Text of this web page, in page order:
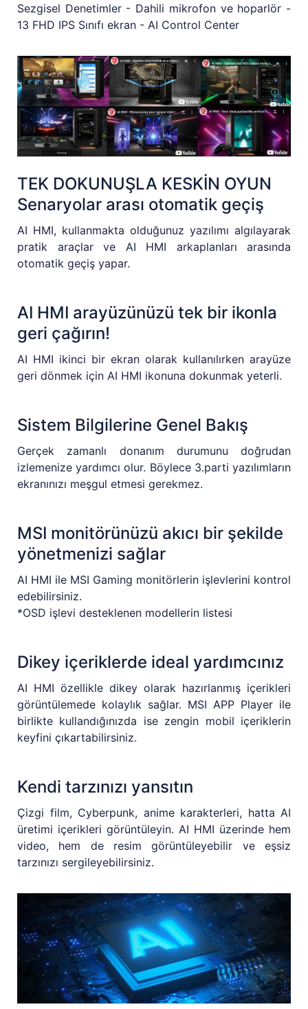
Sezgisel Denetimler - Dahili mikrofon ve hoparlör -
13 FHD IPS Sınıfı ekran - AI Control Center
TEK DOKUNUŞLA KESKİN OYUN
Senaryolar arası otomatik geçiş
AI HMI, kullanmakta olduğunuz yazılımı algılayarak
pratik araçlar ve AI HMI arkaplanları arasında
otomatik geçiş yapar.
AI HMI arayüzünüzü tek bir ikonla
geri çağırın!
AI HMI ikinci bir ekran olarak kullanılırken arayüze
geri dönmek için AI HMI ikonuna dokunmak yeterli.
Sistem Bilgilerine Genel Bakış
Gerçek zamanlı donanım durumunu doğrudan
izlemenize yardımcı olur. Böylece 3.parti yazılımların
ekranınızı meşgul etmesi gerekmez.
MSI monitörünüzü akıcı bir şekilde
yönetmenizi sağlar
AI HMI ile MSI Gaming monitörlerin işlevlerini kontrol
edebilirsiniz.
*OSD işlevi desteklenen modellerin listesi
Dikey içeriklerde ideal yardımcınız
AI HMI özellikle dikey olarak hazırlanmış içerikleri
görüntülemede kolaylık sağlar. MSI APP Player ile
birlikte kullandığınızda ise zengin mobil içeriklerin
keyfini çıkartabilirsiniz.
Kendi tarzınızı yansıtın
Çizgi film, Cyberpunk, anime karakterleri, hatta AI
üretimi içerikleri görüntüleyin. AI HMI üzerinde hem
video, hem de resim görüntüleyebilir ve eşsiz
tarzınızı sergileyebilirsiniz.